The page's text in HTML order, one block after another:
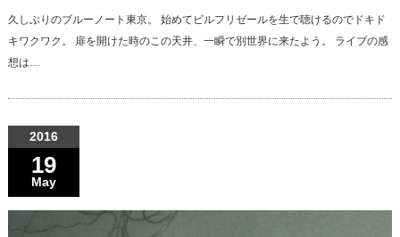
久しぶりのブルーノート東京。 始めてビルフリゼールを生で聴けるのでドキド
キワクワク。 扉を開けた時のこの天井、一瞬で別世界に来たよう。 ライブの感
想は…
2016
19
May